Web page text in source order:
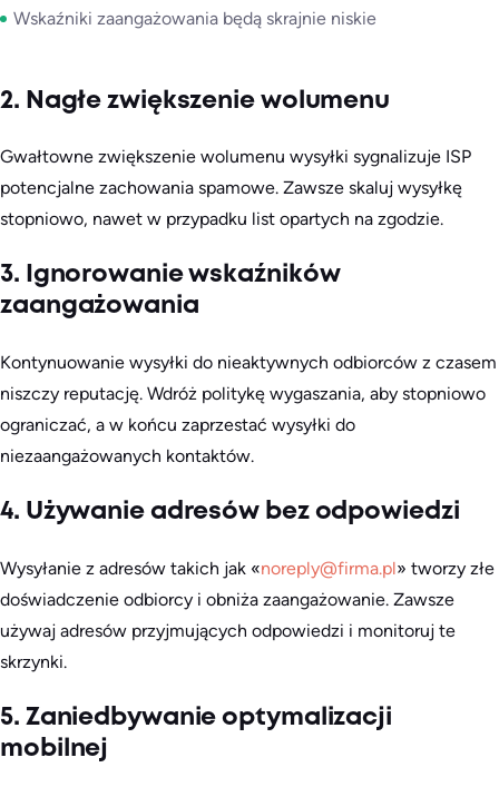
Wskaźniki zaangażowania będą skrajnie niskie
2. Nagłe zwiększenie wolumenu
Gwałtowne zwiększenie wolumenu wysyłki sygnalizuje ISP
potencjalne zachowania spamowe. Zawsze skaluj wysyłkę
stopniowo, nawet w przypadku list opartych na zgodzie.
3. Ignorowanie wskaźników
zaangażowania
Kontynuowanie wysyłki do nieaktywnych odbiorców z czasem
niszczy reputację. Wdróż politykę wygaszania, aby stopniowo
ograniczać, a w końcu zaprzestać wysyłki do
niezaangażowanych kontaktów.
4. Używanie adresów bez odpowiedzi
Wysyłanie z adresów takich jak «noreply@firma.pl» tworzy złe
doświadczenie odbiorcy i obniża zaangażowanie. Zawsze
używaj adresów przyjmujących odpowiedzi i monitoruj te
skrzynki.
5. Zaniedbywanie optymalizacji
mobilnej